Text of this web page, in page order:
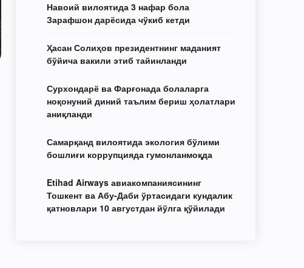
Навоий вилоятида 3 нафар бола
Зарафшон дарёсида чўкиб кетди
Ҳасан Солиҳов президентнинг маданият
бўйича вакили этиб тайинланди
Сурхондарё ва Фарғонада болаларга
ноқонуний диний таълим бериш ҳолатлари
аниқланди
Самарқанд вилоятида экология бўлими
бошлиғи коррупцияда гумонланмоқда
Etihad Airways авиакомпаниясининг
Тошкент ва Абу-Даби ўртасидаги кундалик
қатновлари 10 августдан йўлга қўйилади